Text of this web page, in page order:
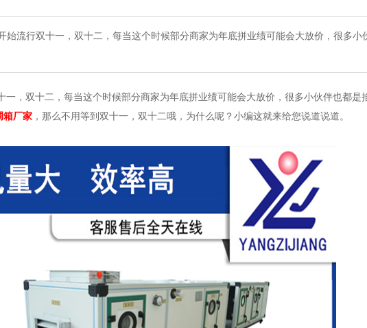
始流行双十一，双十二，每当这个时候部分商家为年底拼业绩可能会大放价，很多小
一，双十二，每当这个时候部分商家为年底拼业绩可能会大放价，很多小伙伴也都是
箱厂家 ，那么不用等到双十一，双十二哦，为什么呢？小编这就来给您说道说道。